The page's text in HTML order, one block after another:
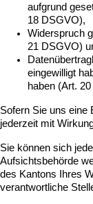
aufgrund
18 DSGVO),
Widerspruch
21 DSGVO)
eingewilligt
haben (Art.
Sofern Sie uns eine
jederzeit mit
Sie können sich
Aufsichtsbehörde
des Kantons Ihres
verantwortliche